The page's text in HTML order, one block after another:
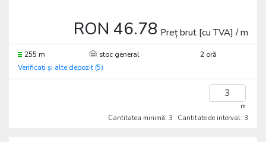
RON 46.78 Preț brut [cu TVA] / m
255 m stoc general
2 oră
Verificați și alte depozit (5)
m
Cantitatea minimă: 3
Cantitate de interval: 3